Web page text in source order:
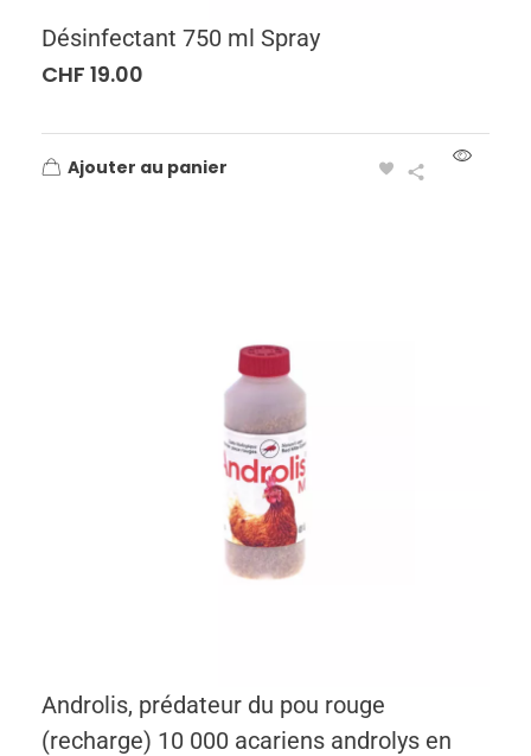
Désinfectant 750 ml Spray
CHF 19.00
Ajouter au panier
Androlis, prédateur du pou rouge
(recharge) 10 000 acariens androlys en